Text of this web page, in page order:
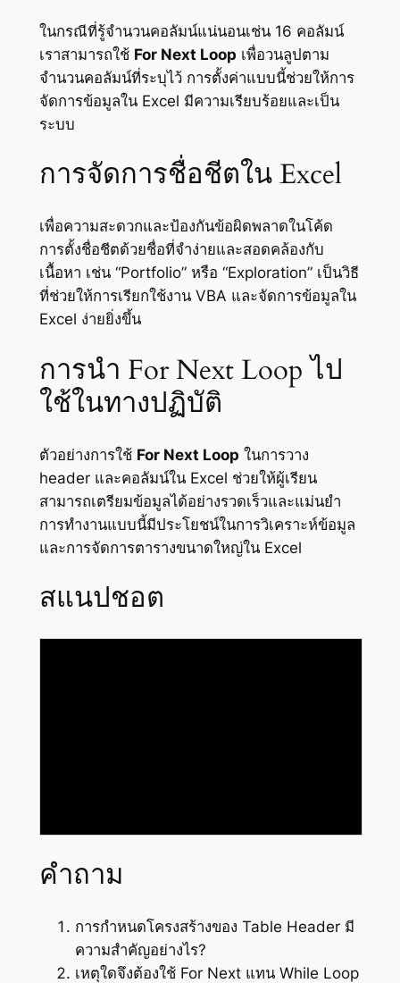
ในกรณีที่รู้จำนวนคอลัมน์แน่นอนเช่น 16 คอลัมน์
เราสามารถใช้ For Next Loop เพื่อวนลูปตาม
จำนวนคอลัมน์ที่ระบุไว้ การตั้งค่าแบบนี้ช่วยให้การ
จัดการข้อมูลใน Excel มีความเรียบร้อยและเป็น
ระบบ
การจัดการชื่อชีตใน Excel
เพื่อความสะดวกและป้องกันข้อผิดพลาดในโค้ด
การตั้งชื่อชีตด้วยชื่อที่จำง่ายและสอดคล้องกับ
เนื้อหา เช่น “Portfolio” หรือ “Exploration” เป็นวิธี
ที่ช่วยให้การเรียกใช้งาน VBA และจัดการข้อมูลใน
Excel ง่ายยิ่งขึ้น
การนำ For Next Loop ไป
ใช้ในทางปฏิบัติ
ตัวอย่างการใช้ For Next Loop ในการวาง
header และคอลัมน์ใน Excel ช่วยให้ผู้เรียน
สามารถเตรียมข้อมูลได้อย่างรวดเร็วและแม่นยำ
การทำงานแบบนี้มีประโยชน์ในการวิเคราะห์ข้อมูล
และการจัดการตารางขนาดใหญ่ใน Excel
สแนปชอต
คำถาม
การกำหนดโครงสร้างของ Table Header มี
ความสำคัญอย่างไร?
เหตุใดจึงต้องใช้ For Next แทน While Loop